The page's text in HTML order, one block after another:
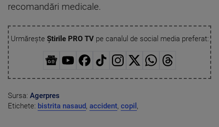
recomandări medicale.
Urmărește Știrile PRO TVpe canalul de social media preferat:
Sursa: Agerpres
Etichete: bistrita nasaud, accident, copil ,